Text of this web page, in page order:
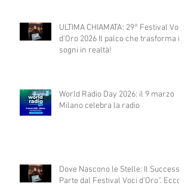
ULTIMA CHIAMATA: 29° Festival Voci
d'Oro 2026 Il palco che trasforma i
sogni in realtà!
World Radio Day 2026: il 9 marzo
Milano celebra la radio
Dove Nascono le Stelle: Il Successo
Parte dal Festival Voci d’Oro”. Ecco